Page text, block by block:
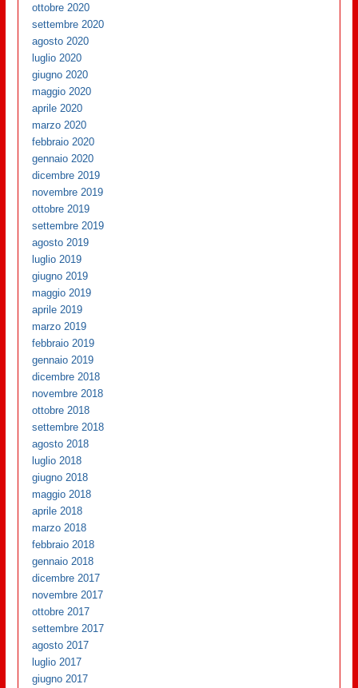
ottobre 2020
settembre 2020
agosto 2020
luglio 2020
giugno 2020
maggio 2020
aprile 2020
marzo 2020
febbraio 2020
gennaio 2020
dicembre 2019
novembre 2019
ottobre 2019
settembre 2019
agosto 2019
luglio 2019
giugno 2019
maggio 2019
aprile 2019
marzo 2019
febbraio 2019
gennaio 2019
dicembre 2018
novembre 2018
ottobre 2018
settembre 2018
agosto 2018
luglio 2018
giugno 2018
maggio 2018
aprile 2018
marzo 2018
febbraio 2018
gennaio 2018
dicembre 2017
novembre 2017
ottobre 2017
settembre 2017
agosto 2017
luglio 2017
giugno 2017